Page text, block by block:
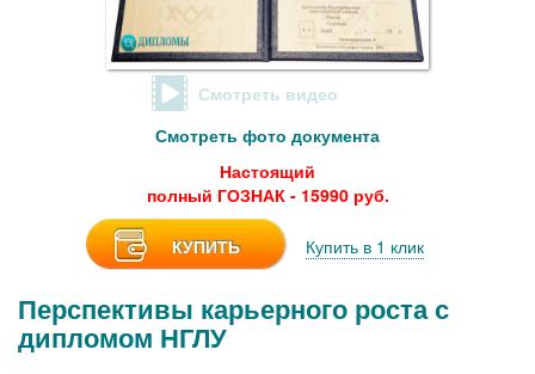
Смотреть видео
Смотреть фото документа
Настоящий
полный ГОЗНАК - 15990 руб.
КУПИТЬ Купить в 1 клик
Перспективы карьерного роста с
дипломом НГЛУ